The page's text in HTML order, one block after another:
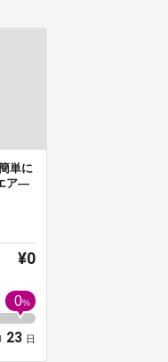
単に
ア―
¥0
0%
23 日